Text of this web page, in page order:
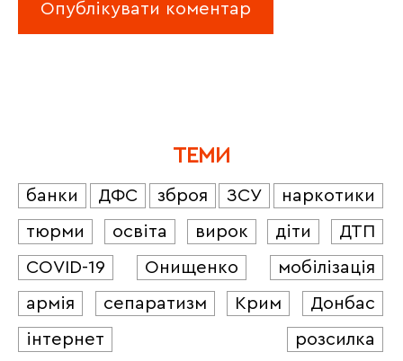
ТЕМИ
банки ДФС зброя ЗСУ
наркотики
тюрми
освіта вирок діти
ДТП
COVID-19
Онищенко
мобілізація
армія
сепаратизм Крим
Донбас
інтернет
розсилка